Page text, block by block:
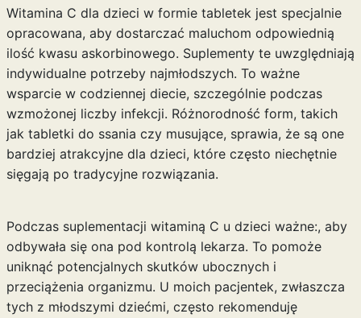
Witamina C dla dzieci w formie tabletek jest specjalnie
opracowana, aby dostarczać maluchom odpowiednią
ilość kwasu askorbinowego. Suplementy te uwzględniają
indywidualne potrzeby najmłodszych. To ważne
wsparcie w codziennej diecie, szczególnie podczas
wzmożonej liczby infekcji. Różnorodność form, takich
jak tabletki do ssania czy musujące, sprawia, że są one
bardziej atrakcyjne dla dzieci, które często niechętnie
sięgają po tradycyjne rozwiązania.
Podczas suplementacji witaminą C u dzieci ważne:, aby
odbywała się ona pod kontrolą lekarza. To pomoże
uniknąć potencjalnych skutków ubocznych i
przeciążenia organizmu. U moich pacjentek, zwłaszcza
tych z młodszymi dziećmi, często rekomenduję